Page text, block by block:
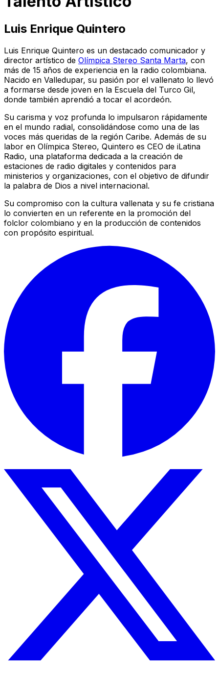
Luis Enrique Quintero
Luis Enrique Quintero es un destacado comunicador y
director artístico de Olímpica Stereo Santa Marta, con
más de 15 años de experiencia en la radio colombiana.
Nacido en Valledupar, su pasión por el vallenato lo llevó
a formarse desde joven en la Escuela del Turco Gil,
donde también aprendió a tocar el acordeón.
Su carisma y voz profunda lo impulsaron rápidamente
en el mundo radial, consolidándose como una de las
voces más queridas de la región Caribe. Además de su
labor en Olímpica Stereo, Quintero es CEO de iLatina
Radio, una plataforma dedicada a la creación de
estaciones de radio digitales y contenidos para
ministerios y organizaciones, con el objetivo de difundir
la palabra de Dios a nivel internacional.
Su compromiso con la cultura vallenata y su fe cristiana
lo convierten en un referente en la promoción del
folclor colombiano y en la producción de contenidos
con propósito espiritual.